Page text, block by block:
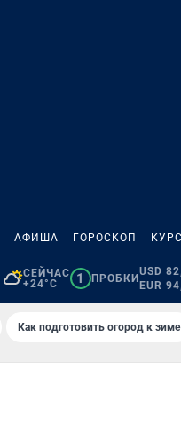
АФИША ГОРОСКОП
СЕЙЧАС
+24°C
1 ПРОБКИ
USD
EUR
Как подготовить огород к зиме